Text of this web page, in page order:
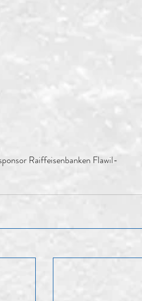
Raiffeisenbanken Flawil-